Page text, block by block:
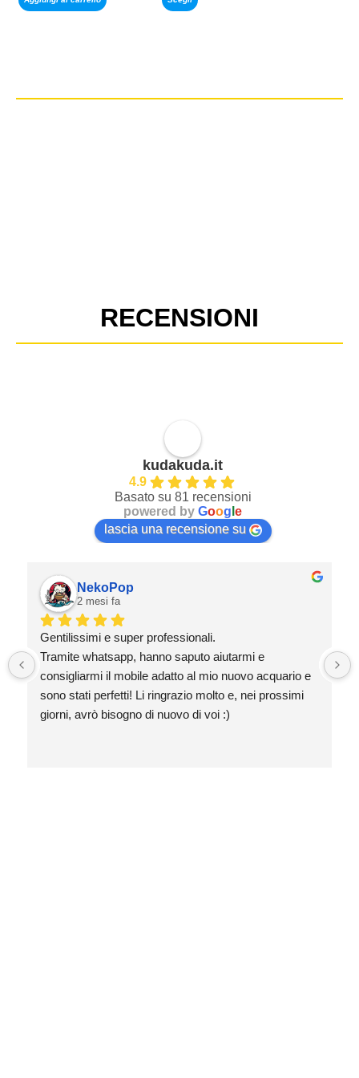
RECENSIONI
kudakuda.it
4.9
Basato su 81 recensioni
powered by Goog e
lascia una recensione su
NekoPop
2 mesi fa
Gentilissimi e super professionali.
Tramite whatsapp, hanno saputo aiutarmi e
consigliarmi il mobile adatto al mio nuovo acquario e
sono stati perfetti! Li ringrazio molto e, nei prossimi
giorni, avrò bisogno di nuovo di voi :)